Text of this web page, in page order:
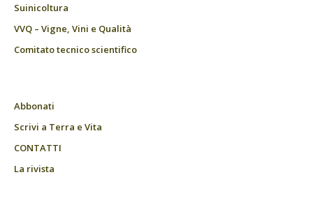
Suinicoltura
VVQ – Vigne, Vini e Qualità
Comitato tecnico scientifico
Abbonati
Scrivi a Terra e Vita
CONTATTI
La rivista